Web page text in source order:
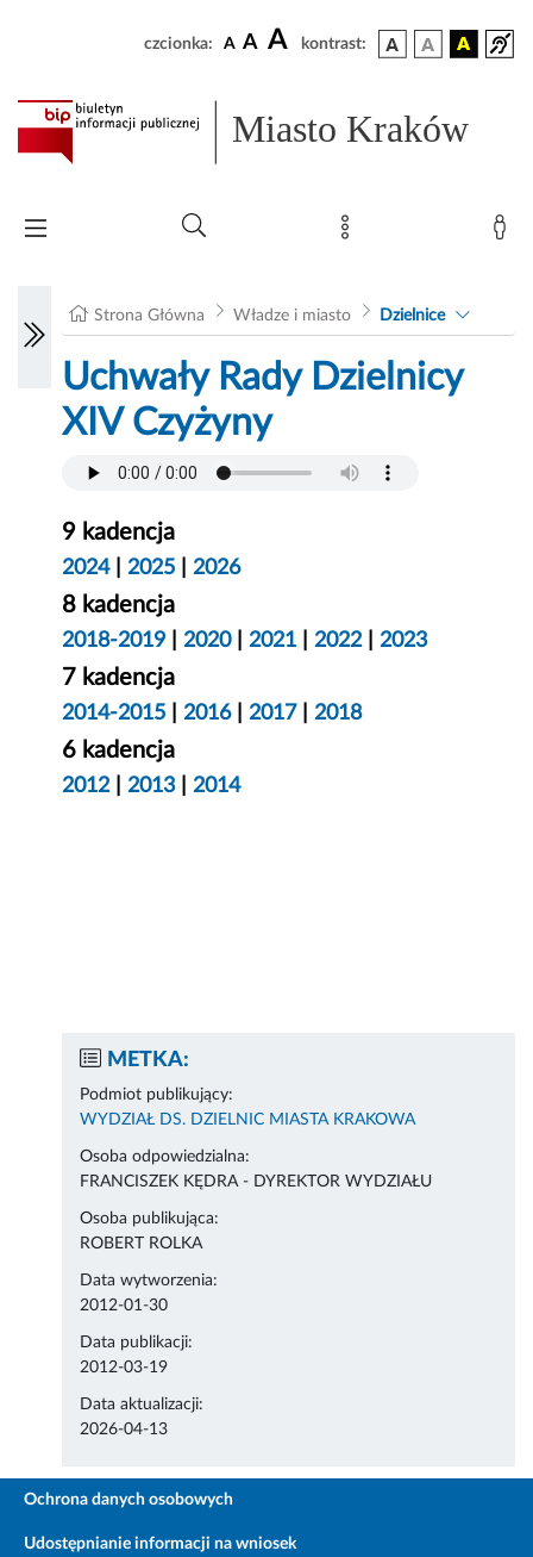
czcionka: A A A kontrast:
Miasto Kraków
Strona Główna Władze i miasto Dzielnice
Uchwały Rady Dzielnicy
XIV Czyżyny
9 kadencja
2024|2025 |2026
8 kadencja
2018-2019 |2020|2021 |2022|2023
7 kadencja
2014-2015 |2016|2017|2018
6 kadencja
2012|2013|2014
METKA:
Podmiot publikujący:
WYDZIAŁ DS. DZIELNIC MIASTA KRAKOWA
Osoba odpowiedzialna:
FRANCISZEK KĘDRA - DYREKTOR WYDZIAŁU
Osoba publikująca:
ROBERT ROLKA
Data wytworzenia:
2012-01-30
Data publikacji:
2012-03-19
Data aktualizacji:
2026-04-13
Ochrona danych osobowych
Udostępnianie informacji na wniosek